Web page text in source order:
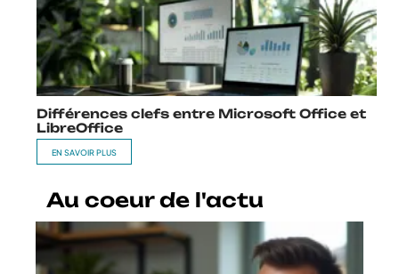
Différences clefs entre Microsoft Office et
LibreOffice
EN SAVOIR PLUS
Au coeur de l'actu